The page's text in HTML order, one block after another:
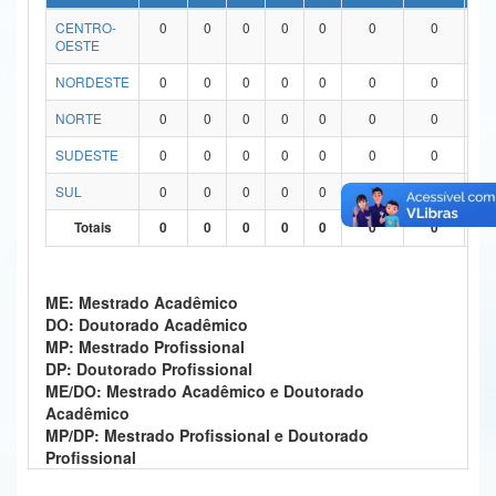
Ministério da Ciência, Tecnologia, Inovações e Comunicações
Ministério do Turismo
Ministério do Desenvolvimento Regional
Ministério da Mulher, da Família e dos Direitos Humanos
Banco Central do Brasil
CENTRO-
OESTE
0 0 0 0 0 0 0
NORDESTE 0 0 0 0 0 0 0
NORTE
0 0 0 0 0 0 0
SUDESTE
0 0 0 0 0 0 0
SUL
0 0 0 0 0 0 0
0
Totais
0 0 0 0 0 0 0 0
ME: Mestrado Acadêmico
DO: Doutorado Acadêmico
MP: Mestrado Profissional
DP: Doutorado Profissional
ME/DO: Mestrado Acadêmico e Doutorado
Acadêmico
MP/DP: Mestrado Profissional e Doutorado
Profissional